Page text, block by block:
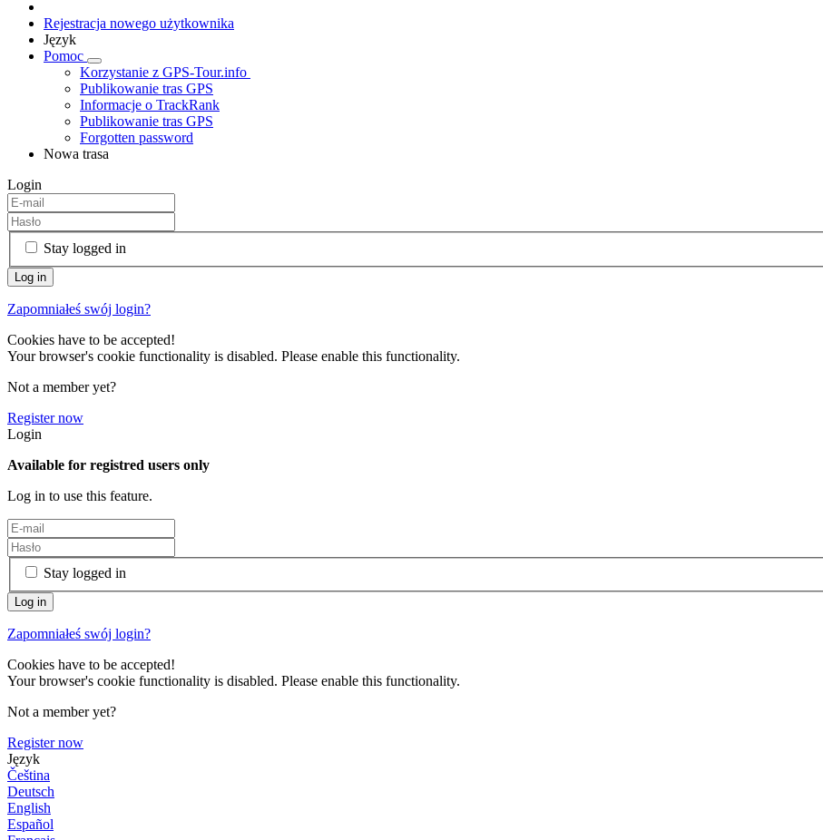
Rejestracja nowego użytkownika
Język
Pomoc
Korzystanie z GPS-Tour.info
Publikowanie tras GPS
Informacje o TrackRank
Publikowanie tras GPS
Forgotten password
Nowa trasa
Login
Stay logged in
Zapomniałeś swój login?
Cookies have to be accepted!
Your browser's cookie functionality is disabled. Please enable this functionality.
Not a member yet?
Register now
Login
Available for registred users only
Log in to use this feature.
Stay logged in
Zapomniałeś swój login?
Cookies have to be accepted!
Your browser's cookie functionality is disabled. Please enable this functionality.
Not a member yet?
Register now
Język
Čeština
Deutsch
English
Español